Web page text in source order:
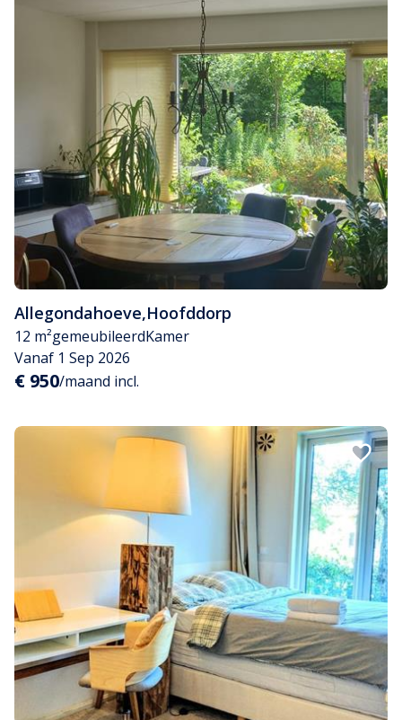
Allegondahoeve,Hoofddorp
12 m²gemeubileerdKamer
Vanaf 1 Sep 2026
€ 950/maand incl.